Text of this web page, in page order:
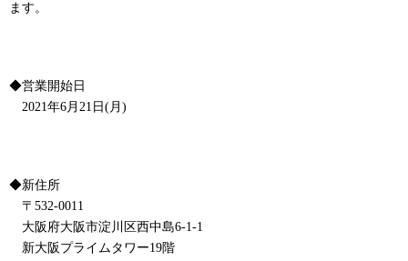
ます。
◆営業開始日
2021年6月21日(月)
◆新住所
〒532-0011
大阪府大阪市淀川区西中島6-1-1
新大阪プライムタワー19階